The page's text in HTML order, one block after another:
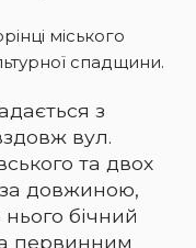
міського
спадщини.
з
вул.
та двох
довжиною,
бічний
первинним